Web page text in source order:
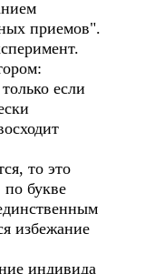
приемов".
если
то это
по букве
избежание
индивида